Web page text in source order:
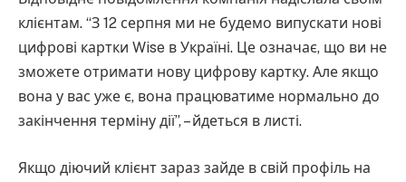
клієнтам. “З 12 серпня ми не будемо випускати нові
цифрові картки Wise в Україні. Це означає, що ви не
зможете отримати нову цифрову картку. Але якщо
вона у вас уже є, вона працюватиме нормально до
закінчення терміну дії”, – йдеться в листі.
Якщо діючий клієнт зараз зайде в свій профіль на